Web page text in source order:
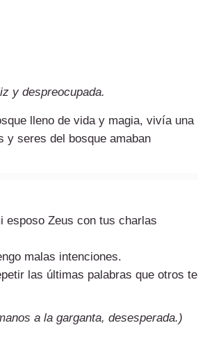
y despreocupada.
lleno de vida y magia, vivía una
y seres del bosque amaban
esposo Zeus con tus charlas
malas intenciones.
las últimas palabras que otros te
a la garganta, desesperada.)